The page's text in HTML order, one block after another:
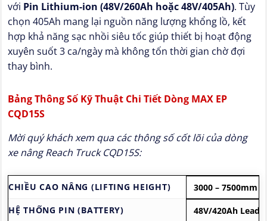
với Pin Lithium-ion (48V/260Ah hoặc 48V/405Ah). Tùy
chọn 405Ah mang lại nguồn năng lượng khổng lồ, kết
hợp khả năng sạc nhồi siêu tốc giúp thiết bị hoạt động
xuyên suốt 3 ca/ngày mà không tốn thời gian chờ đợi
thay bình.
Bảng Thông Số Kỹ Thuật Chi Tiết Dòng MAX EP
CQD15S
Mời quý khách xem qua các thông số cốt lõi của dòng
xe nâng Reach Truck CQD15S:
CHIỀU CAO NÂNG (LIFTING HEIGHT)
3000 – 7500mm
HỆ THỐNG PIN (BATTERY)
48V/420Ah Lead